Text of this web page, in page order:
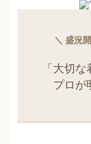
＼ 盛況
「大切
プロが